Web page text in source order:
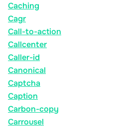
Caching
Cagr
Call-to-action
Callcenter
Caller-id
Canonical
Captcha
Caption
Carbon-copy
Carrousel